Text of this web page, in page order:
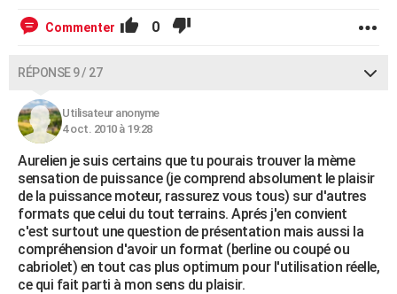
Commenter 0
RÉPONSE 9 / 27
Utilisateur anonyme
4 oct. 2010 à 19:28
Aurelien je suis certains que tu pourais trouver la mème
sensation de puissance (je comprend absolument le plaisir
de la puissance moteur, rassurez vous tous) sur d'autres
formats que celui du tout terrains. Aprés j'en convient
c'est surtout une question de présentation mais aussi la
compréhension d'avoir un format (berline ou coupé ou
cabriolet) en tout cas plus optimum pour l'utilisation réelle,
ce qui fait parti à mon sens du plaisir.